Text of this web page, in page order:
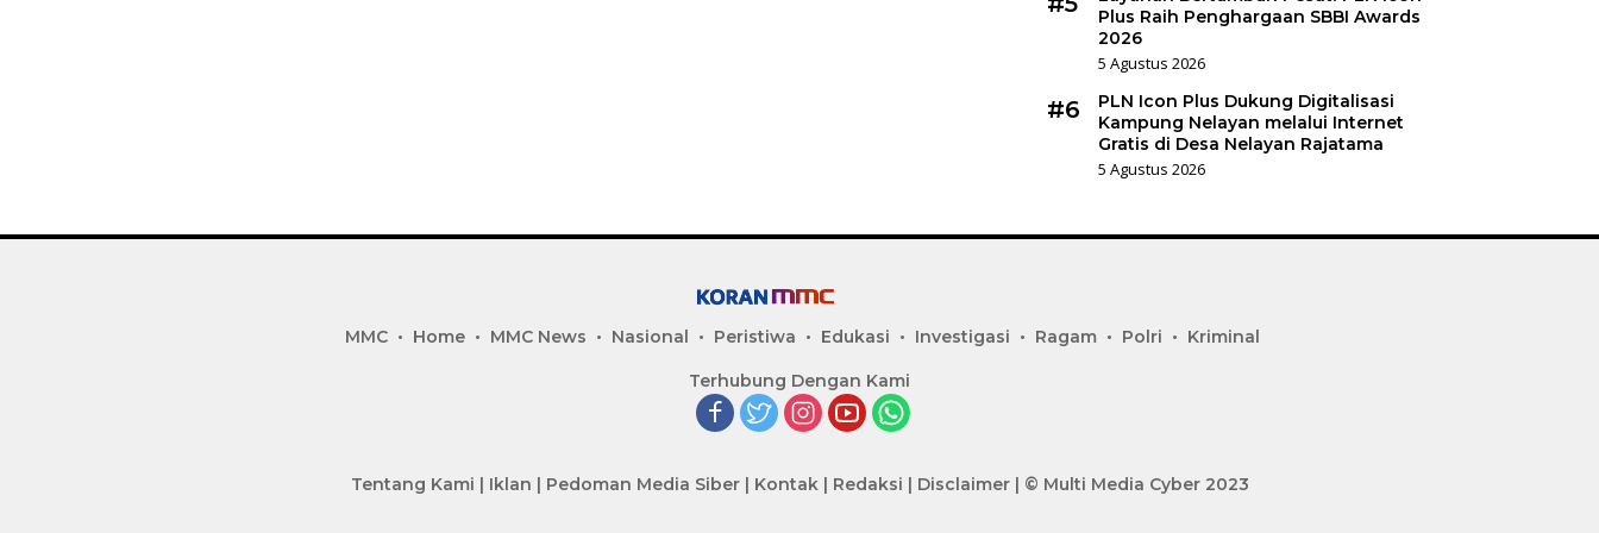
Plus Raih Penghargaan SBBI Awards
2026
5 Agustus 2026
#6
PLN Icon Plus Dukung Digitalisasi
Kampung Nelayan melalui Internet
Gratis di Desa Nelayan Rajatama
5 Agustus 2026
MMC Home MMC News Nasional Peristiwa Edukasi Investigasi Ragam Polri Kriminal
Terhubung Dengan Kami
Tentang Kami | Iklan | Pedoman Media Siber| Kontak| Redaksi | Disclaimer| © Multi Media Cyber 2023